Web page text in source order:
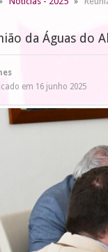
da Águas do
em 16 junho 2025